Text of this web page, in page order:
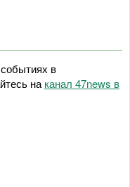
в
на канал 47news в